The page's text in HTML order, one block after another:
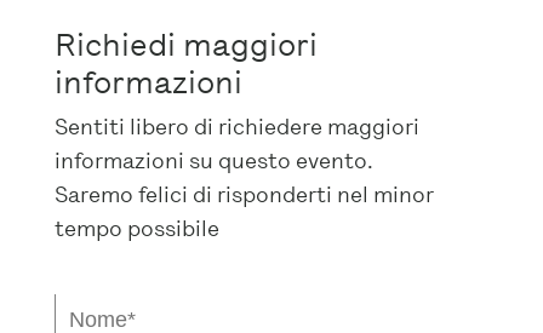
Richiedi maggiori
informazioni
Sentiti libero di richiedere maggiori
informazioni su questo evento.
Saremo felici di risponderti nel minor
tempo possibile